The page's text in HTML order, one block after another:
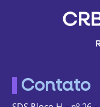
Contato